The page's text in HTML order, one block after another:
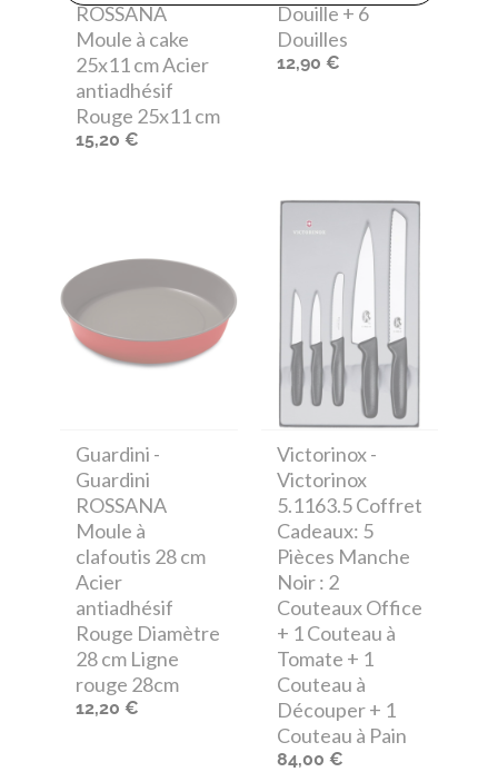
ROSSANA
Moule à cake
25x11 cm Acier
antiadhésif
Rouge 25x11 cm
15,20 €
Douille + 6
Douilles
12,90 €
Guardini -
Guardini
ROSSANA
Moule à
clafoutis 28 cm
Acier
antiadhésif
Rouge Diamètre
28 cm Ligne
rouge 28cm
12,20 €
Victorinox-
Victorinox
5.1163.5 Coffret
Cadeaux: 5
Pièces Manche
Noir : 2
Couteaux Office
+ 1 Couteau à
Tomate + 1
Couteau à
Découper + 1
Couteau à Pain
84,00 €